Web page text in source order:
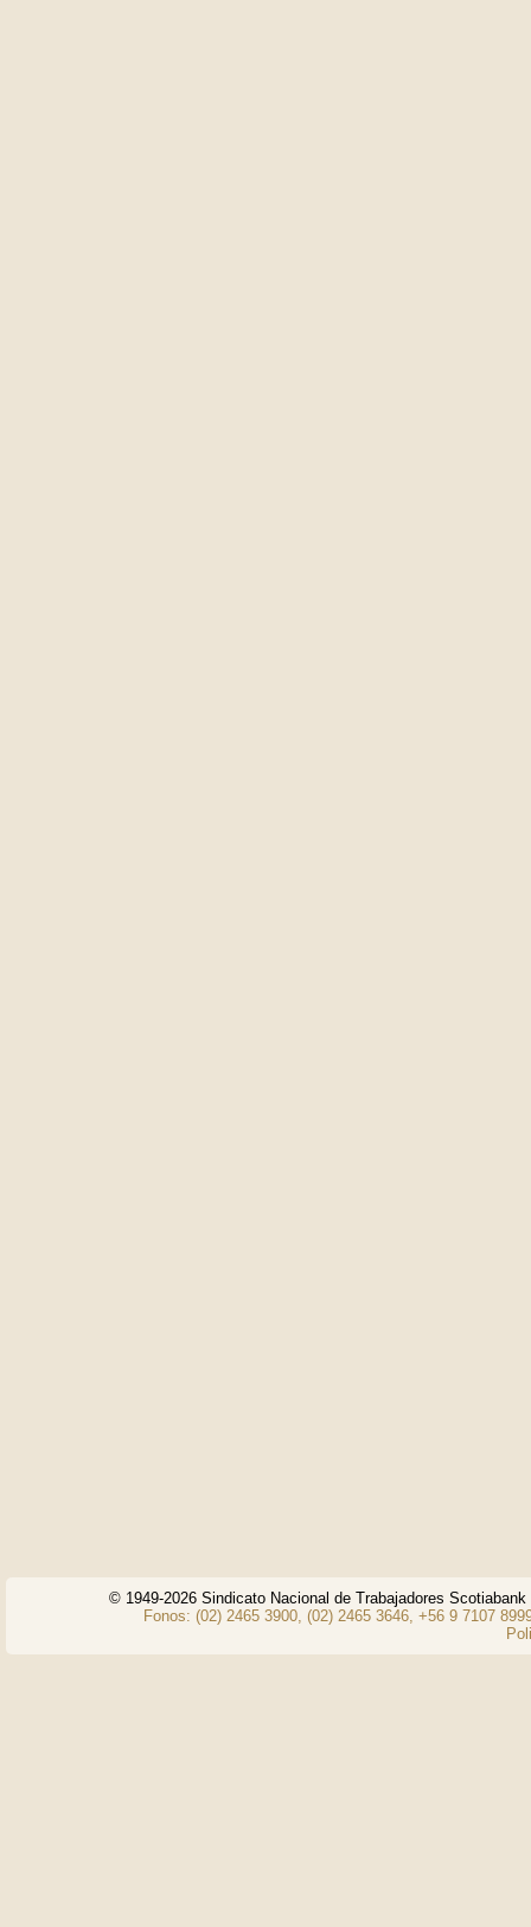
© 1949-2026 Sindicato Nacional de Trabajadores
Fonos: (02) 2465 3900, (02) 2465 3646, +56 9 7107